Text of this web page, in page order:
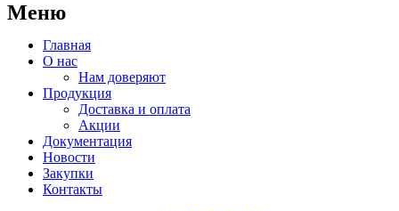
Меню
Главная
О нас
Нам доверяют
Продукция
Доставка и оплата
Акции
Документация
Новости
Закупки
Контакты